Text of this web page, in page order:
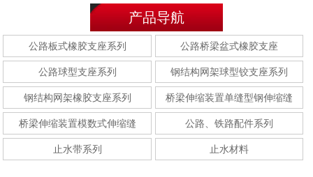
复合止水带 施工缝用橡胶止水带
变形缝用橡胶止水带 橡胶止水带
产品导航
公路板式橡胶支座系列 公路桥梁盆式橡胶支座
公路球型支座系列 钢结构网架球型铰支座系列
钢结构网架橡胶支座系列 桥梁伸缩装置单缝型钢伸缩缝
桥梁伸缩装置模数式伸缩缝 公路、铁路配件系列
止水带系列 止水材料